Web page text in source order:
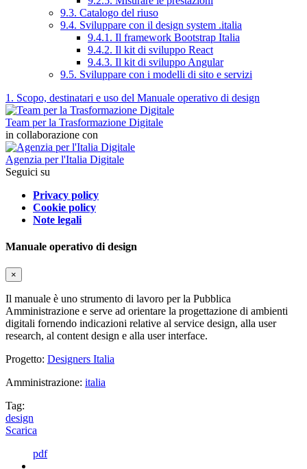
9.3. Catalogo del riuso
9.4. Sviluppare con il design system .italia
9.4.1. Il framework Bootstrap Italia
9.4.2. Il kit di sviluppo React
9.4.3. Il kit di sviluppo Angular
9.5. Sviluppare con i modelli di sito e servizi
1. Scopo, destinatari e uso del Manuale operativo di design
Team per la Trasformazione Digitale
in collaborazione con
Agenzia per l'Italia Digitale
Seguici su
Privacy policy
Cookie policy
Note legali
Manuale operativo di design
×
Il manuale è uno strumento di lavoro per la Pubblica
Amministrazione e serve ad orientare la progettazione di ambienti
digitali fornendo indicazioni relative al service design, alla user
research, al content design e alla user interface.
Progetto: Designers Italia
Amministrazione: italia
Tag:
design
Scarica
pdf